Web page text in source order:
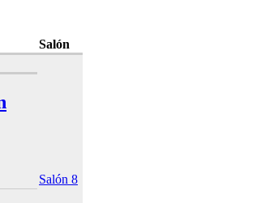
Salón
Salón 8